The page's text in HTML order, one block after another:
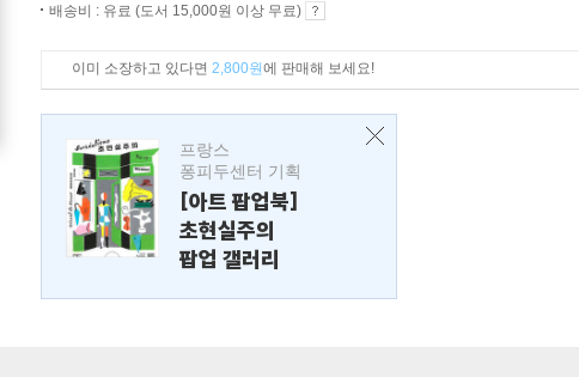
배송비 : 유료 (도서 15,000원 이상 무료)
이미 소장하고 있다면 2,800원에 판매해 보세요!
프랑스
퐁피두센터 기획
[아트 팝업북]
초현실주의
팝업 갤러리